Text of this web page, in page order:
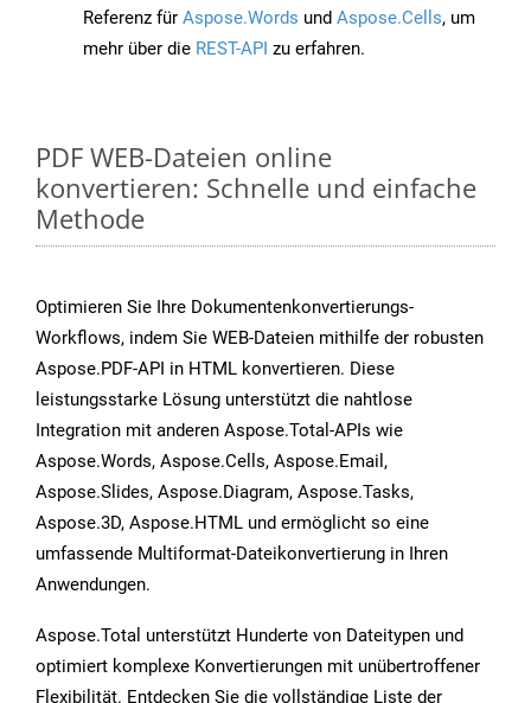
Referenz für Aspose.Words und Aspose.Cells, um
mehr über die REST-API zu erfahren.
PDF WEB-Dateien online
konvertieren: Schnelle und einfache
Methode
Optimieren Sie Ihre Dokumentenkonvertierungs-
Workflows, indem Sie WEB-Dateien mithilfe der robusten
Aspose.PDF-API in HTML konvertieren. Diese
leistungsstarke Lösung unterstützt die nahtlose
Integration mit anderen Aspose.Total-APIs wie
Aspose.Words, Aspose.Cells, Aspose.Email,
Aspose.Slides, Aspose.Diagram, Aspose.Tasks,
Aspose.3D, Aspose.HTML und ermöglicht so eine
umfassende Multiformat-Dateikonvertierung in Ihren
Anwendungen.
Aspose.Total unterstützt Hunderte von Dateitypen und
optimiert komplexe Konvertierungen mit unübertroffener
Flexibilität. Entdecken Sie die vollständige Liste der